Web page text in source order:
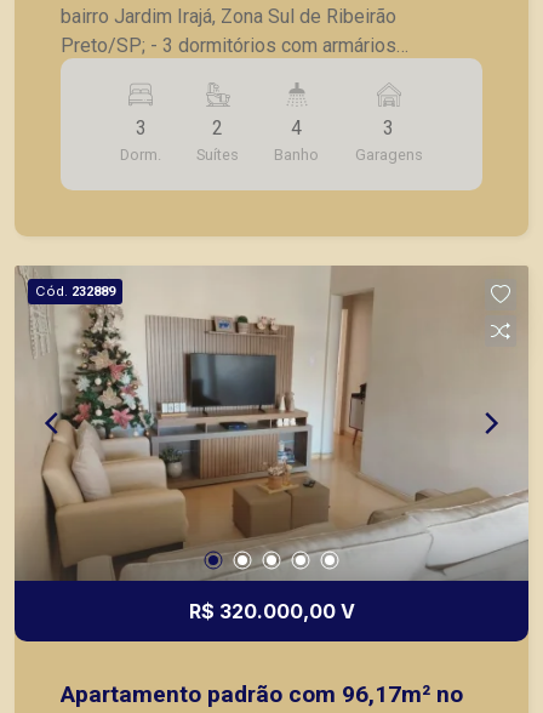
bairro Jardim Irajá, Zona Sul de Ribeirão
Preto/SP; - 3 dormitórios com armários
embutidos, sendo 2 suítes; - Lavabo; - Sala para
2 ambientes com painel; - Varanda gourmet com
churrasqueira e sacada envidraçada; - Cozinha
planejada; - Banheiro de serviços; - Lavanderia; -
3 vagas de garagem. A Piramid tem como
prontos, usados ou mesmo nos principais
lançamentos da cidade de Ribeirão Preto.
3
Dorm.
2
Suítes
4
Banho
3
Garagens
Cód. 232889
R$ 320.000,00 V
Apartamento padrão com 96,17m² no